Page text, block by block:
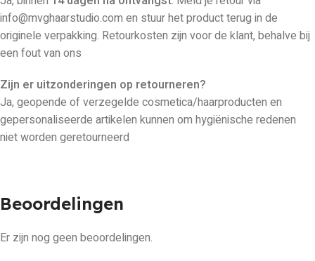
info@mvghaarstudio.com en stuur het product terug in de
originele verpakking. Retourkosten zijn voor de klant, behalve bij
een fout van ons
Zijn er uitzonderingen op retourneren?
Ja, geopende of verzegelde cosmetica/haarproducten en
gepersonaliseerde artikelen kunnen om hygiënische redenen
niet worden geretourneerd
Beoordelingen
Er zijn nog geen beoordelingen.